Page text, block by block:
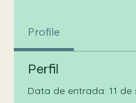
Profile
Perfil
Data de entrada: 11 de